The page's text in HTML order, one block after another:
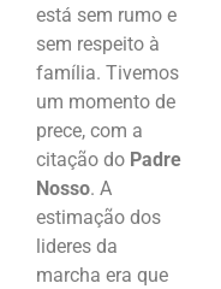
está sem rumo e
sem respeito à
família. Tivemos
um momento de
prece, com a
citação do Padre
Nosso. A
estimação dos
lideres da
marcha era que